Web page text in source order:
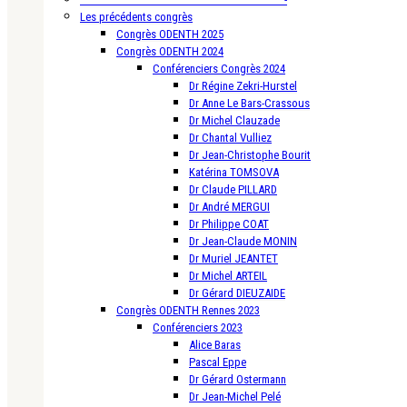
Les précédents congrès
Congrès ODENTH 2025
Congrès ODENTH 2024
Conférenciers Congrès 2024
Dr Régine Zekri-Hurstel
Dr Anne Le Bars-Crassous
Dr Michel Clauzade
Dr Chantal Vulliez
Dr Jean-Christophe Bourit
Katérina TOMSOVA
Dr Claude PILLARD
Dr André MERGUI
Dr Philippe COAT
Dr Jean-Claude MONIN
Dr Muriel JEANTET
Dr Michel ARTEIL
Dr Gérard DIEUZAIDE
Congrès ODENTH Rennes 2023
Conférenciers 2023
Alice Baras
Pascal Eppe
Dr Gérard Ostermann
Dr Jean-Michel Pelé